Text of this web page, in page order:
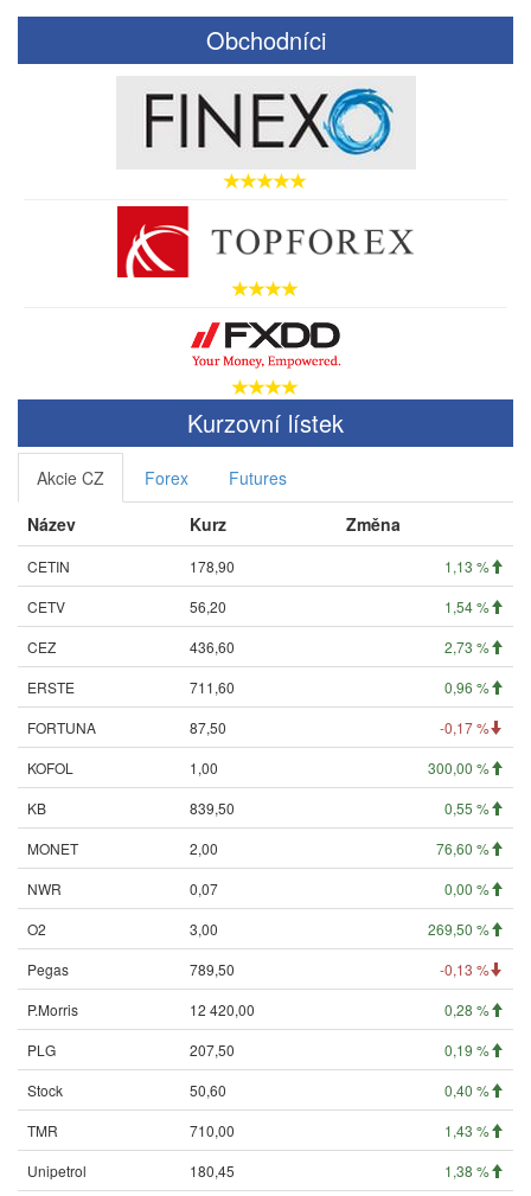
Obchodníci
Kurzovní lístek
Akcie CZ Forex
Futures
Název
Kurz Změna
CETIN 178,90
1,13 %
CETV
56,20
1,54 %
CEZ
436,60
2,73 %
ERSTE
711,60
0,96 %
FORTUNA
87,50
-0,17 %
KOFOL
1,00
300,00 %
KB
839,50
0,55 %
MONET
2,00
76,60 %
NWR
0,07
0,00 %
O2
3,00
269,50 %
Pegas
789,50
-0,13 %
P.Morris
12 420,00
0,28 %
PLG
207,50
0,19 %
Stock
50,60
0,40 %
TMR
710,00
1,43 %
Unipetrol
180,45 1,38 %